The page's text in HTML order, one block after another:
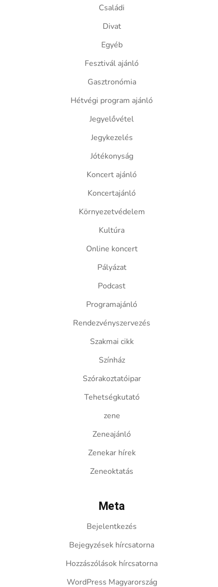
Családi
Divat
Egyéb
Fesztivál ajánló
Gasztronómia
Hétvégi program ajánló
Jegyelővétel
Jegykezelés
Jótékonyság
Koncert ajánló
Koncertajánló
Környezetvédelem
Kultúra
Online koncert
Pályázat
Podcast
Programajánló
Rendezvényszervezés
Szakmai cikk
Színház
Szórakoztatóipar
Tehetségkutató
zene
Zeneajánló
Zenekar hírek
Zeneoktatás
Meta
Bejelentkezés
Bejegyzések hírcsatorna
Hozzászólások hírcsatorna
WordPress Magyarország